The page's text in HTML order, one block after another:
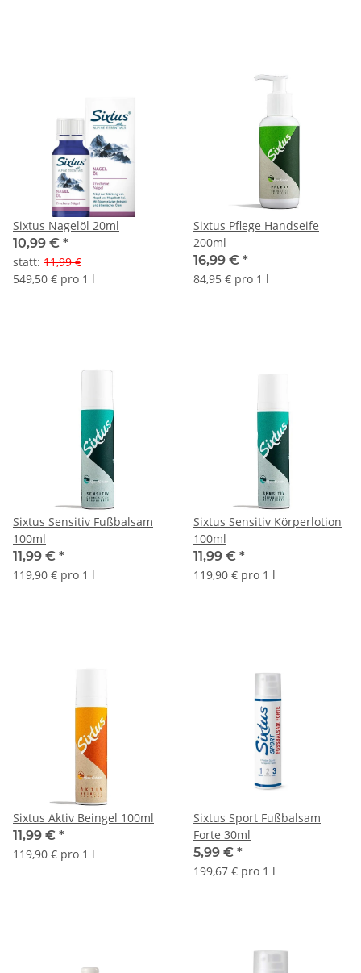
Sixtus Nagelöl 20ml
10,99 € *
statt: 11,99 €
549,50 € pro 1 l
Sixtus Pflege Handseife
200ml
16,99 € *
84,95 € pro 1 l
Sixtus Sensitiv Fußbalsam
100ml
11,99 € *
119,90 € pro 1 l
Sixtus Sensitiv Körperlotion
100ml
11,99 € *
119,90 € pro 1 l
Sixtus Aktiv Beingel 100ml
11,99 € *
119,90 € pro 1 l
Sixtus Sport Fußbalsam
Forte 30ml
5,99 € *
199,67 € pro 1 l